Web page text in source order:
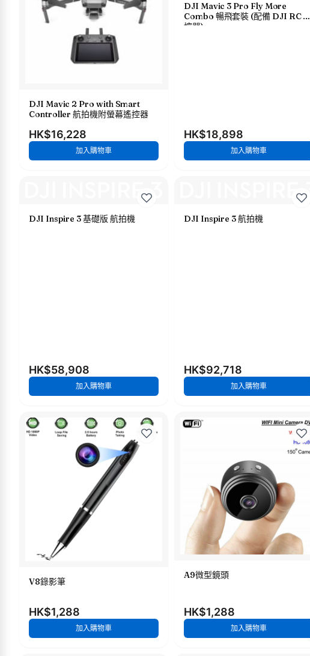
DJI Mavic 2 Pro with Smart
Controller 航拍機附螢幕遙控器
HK$16,228
加入購物車
DJI Mavic 3 Pro Fly More
Combo 暢飛套裝 (配備 DJI RC 遙
控器)
HK$18,898
加入購物車
DJI Inspire 3 基礎版 航拍機
HK$58,908
加入購物車
DJI Inspire 3 航拍機
HK$92,718
加入購物車
V8錄影筆
HK$1,288
加入購物車
A9微型鏡頭
HK$1,288
加入購物車